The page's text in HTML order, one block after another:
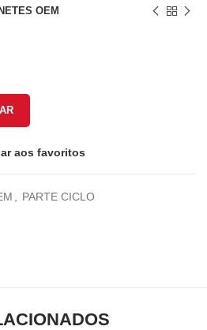
OEM
aos favoritos
PARTE CICLO